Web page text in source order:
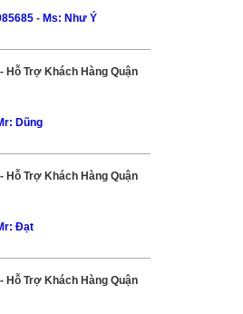
- Ms: Như Ý
Hỗ Trợ Khách Hàng Quận
Dũng
Hỗ Trợ Khách Hàng Quận
Đạt
Hỗ Trợ Khách Hàng Quận